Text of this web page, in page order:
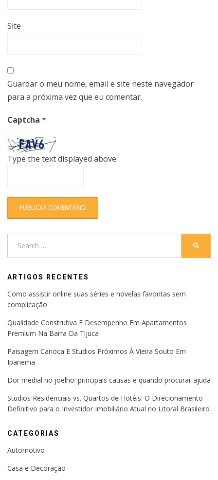
Site
Guardar o meu nome, email e site neste navegador
para a próxima vez que eu comentar.
Captcha *
Type the text displayed above:
ARTIGOS RECENTES
Como assistir online suas séries e novelas favoritas sem
complicação
Qualidade Construtiva E Desempenho Em Apartamentos
Premium Na Barra Da Tijuca
Paisagem Carioca E Studios Próximos À Vieira Souto Em
Ipanema
Dor medial no joelho: principais causas e quando procurar ajuda
Studios Residenciais vs. Quartos de Hotéis: O Direcionamento
Definitivo para o Investidor Imobiliário Atual no Litoral Brasileiro
CATEGORIAS
Automotivo
Casa e Decoração